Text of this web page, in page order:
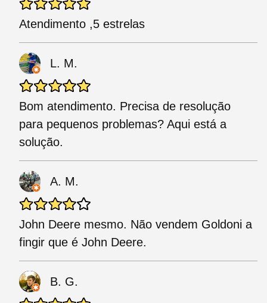
Atendimento ,5 estrelas
L. M.
Bom atendimento. Precisa de resolução
para pequenos problemas? Aqui está a
solução.
A. M.
John Deere mesmo. Não vendem Goldoni a
fingir que é John Deere.
B. G.